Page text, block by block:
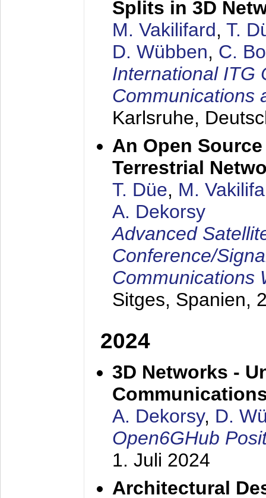
Splits in 3D
M. Vakilifard, T.
D. Wübben, C.
International ITG
Communications
Karlsruhe,
An Open
Terrestrial
T. Düe, M.
A. Dekorsy​
Advanced
Conference/
Communications
Sitges, Spanien,
2024
3D Networks -
A. Dekorsy, D.
Open6GHub
1. Juli 2024
Architectural